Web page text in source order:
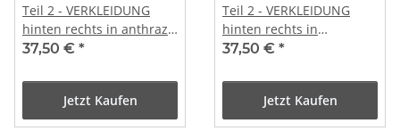
Teil 2 - VERKLEIDUNG
hinten rechts in anthrazit
(B-WARE)
37,50 € *
Jetzt Kaufen
Teil 2 - VERKLEIDUNG
hinten rechts in
bordeaux rot (B-WARE)
37,50 € *
Jetzt Kaufen